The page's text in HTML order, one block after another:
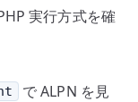
実行方式を確
で ALPN を見